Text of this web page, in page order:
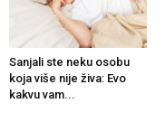
Sanjali ste neku osobu
koja više nije živa: Evo
kakvu vam...